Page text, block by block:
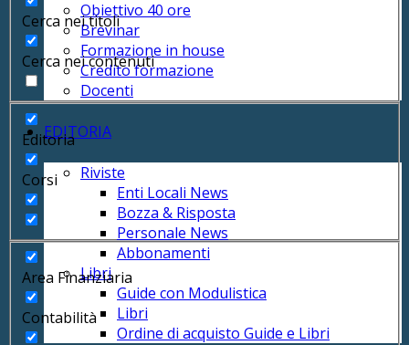
Obiettivo 40 ore
Brevinar
Formazione in house
Credito formazione
Docenti
EDITORIA
Riviste
Enti Locali News
Bozza & Risposta
Personale News
Abbonamenti
Libri
Guide con Modulistica
Libri
Ordine di acquisto Guide e Libri
Cerca nei titoli
Cerca nei contenuti
Editoria
Corsi
Area Finanziaria
Contabilità